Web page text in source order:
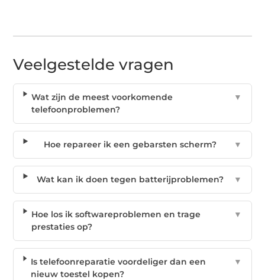
Veelgestelde vragen
Wat zijn de meest voorkomende
telefoonproblemen?
▼
Hoe repareer ik een gebarsten scherm? ▼
Wat kan ik doen tegen batterijproblemen? ▼
Hoe los ik softwareproblemen en trage
prestaties op?
▼
Is telefoonreparatie voordeliger dan een
nieuw toestel kopen?
▼